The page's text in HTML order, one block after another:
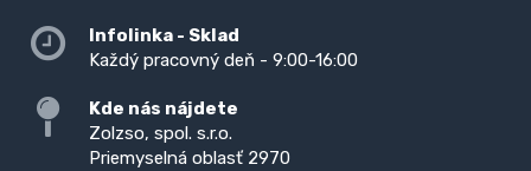
Infolinka - Sklad
Každý pracovný deň - 9:00-16:00
Kde nás nájdete
Zolzso, spol. s.r.o.
Priemyselná oblasť 2970